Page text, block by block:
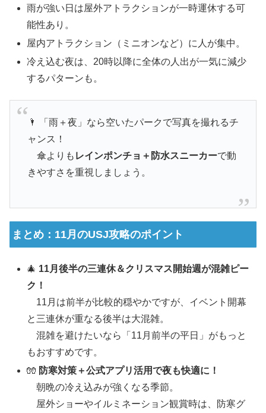
雨が強い日は屋外アトラクションが一時運休する可
能性あり。
屋内アトラクション（ミニオンなど）に人が集中。
冷え込む夜は、20時以降に全体の人出が一気に減少
するパターンも。
🌂 「雨＋夜」なら空いたパークで写真を撮れるチ
ャンス！
傘よりも レインポンチョ＋防水スニーカーで動
きやすさを重視しましょう。
まとめ：11月のUSJ攻略のポイント
🎄 11月後半の三連休＆クリスマス開始週が混雑ピー
ク！
11月は前半が比較的穏やかですが、イベント開幕
と三連休が重なる後半は大混雑。
混雑を避けたいなら「11月前半の平日」がもっと
もおすすめです。
🧤 防寒対策＋公式アプリ活用で夜も快適に！
朝晩の冷え込みが強くなる季節。
屋外ショーやイルミネーション観賞時は、防寒グ